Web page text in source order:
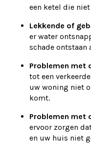
een ketel die
Lekkende of
er water
schade ontstaan
Problemen met
tot een
uw woning niet
komt.
Problemen met
ervoor zorgen
en uw huis niet